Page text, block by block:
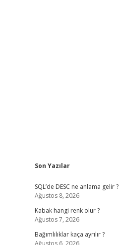
Sidebar
Son Yazılar
SQL’de DESC ne anlama gelir ?
Ağustos 8, 2026
Kabak hangi renk olur ?
Ağustos 7, 2026
Bağımlılıklar kaça ayrılır ?
Ağustos 6, 2026